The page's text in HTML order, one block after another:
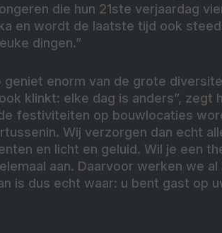
die hun 21ste verjaardag
en wordt de laatste tijd ook
dingen.”
enorm van de grote
klinkt: elke dag is anders”, zegt
festiviteiten op bouwlocaties
Wij verzorgen dan echt
en licht en geluid. Wil je een
aan. Daarvoor werken we
is dus echt waar: u bent gast op